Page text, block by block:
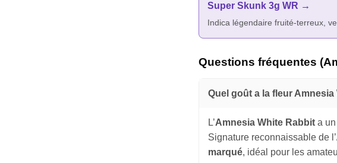
Super Skunk 3g WR →
Indica légendaire fruité-terreux,
Questions fréquentes
Quel goût a la fleur Amnesia
L’Amnesia White Rabbit a
Signature reconnaissable de
marqué, idéal pour les